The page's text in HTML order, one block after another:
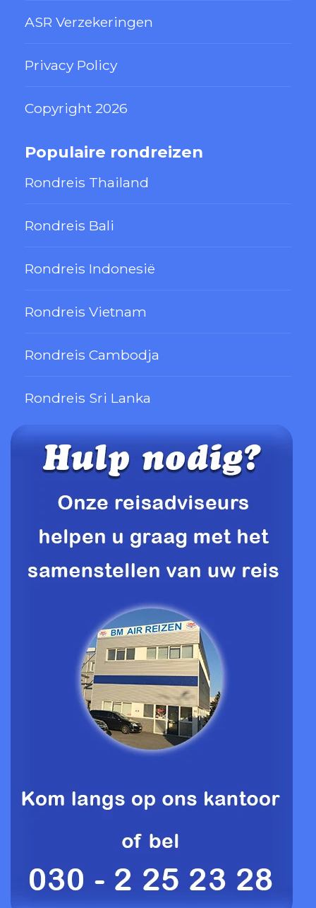
ASR Verzekeringen
Privacy Policy
Copyright 2026
Populaire rondreizen
Rondreis Thailand
Rondreis Bali
Rondreis Indonesië
Rondreis Vietnam
Rondreis Cambodja
Rondreis Sri Lanka